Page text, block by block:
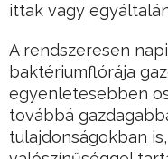
ittak vagy
A rendszeresen
baktériumflórája
egyenletesebben
továbbá
tulajdonságokban